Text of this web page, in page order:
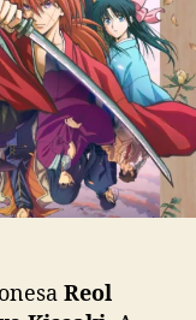
s
a
k
i
”
:
F
a
i
d
Reol